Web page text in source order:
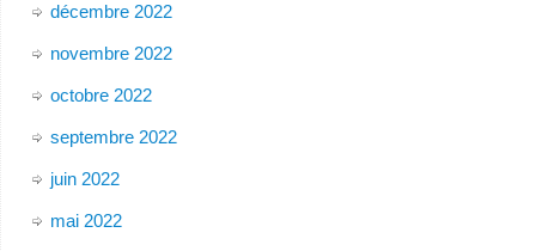
décembre 2022
novembre 2022
octobre 2022
septembre 2022
juin 2022
mai 2022